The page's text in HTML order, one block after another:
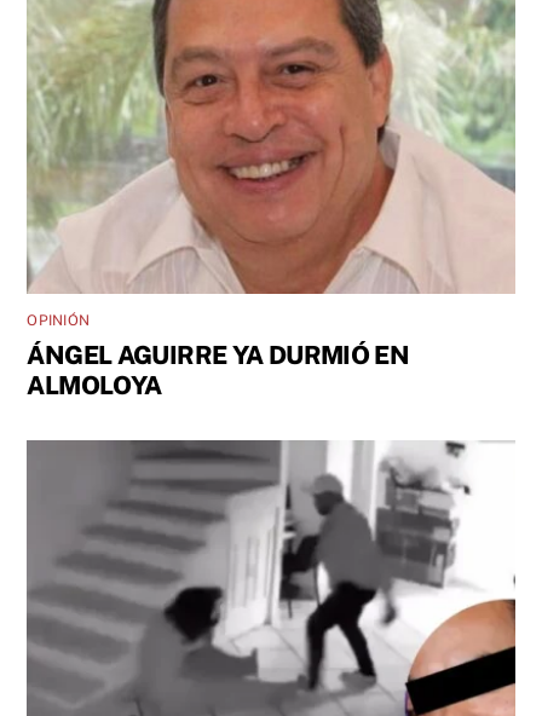
OPINIÓN
ÁNGEL AGUIRRE YA DURMIÓ EN
ALMOLOYA